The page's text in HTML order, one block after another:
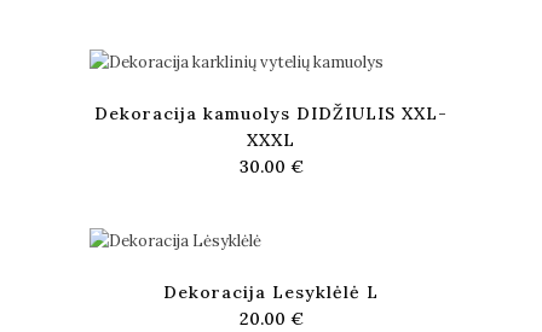
Dekoracija kamuolys DIDŽIULIS XXL-
XXXL
30.00 €
Dekoracija Lesyklėlė L
20.00 €